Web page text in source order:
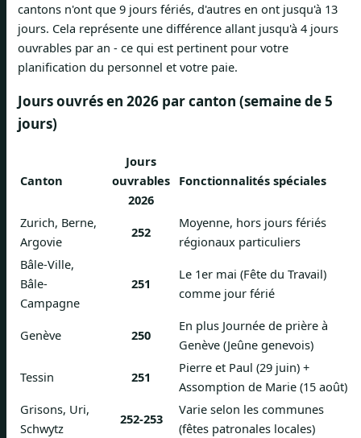
cantons n'ont que 9 jours fériés, d'autres en ont jusqu'à 13
jours. Cela représente une différence allant jusqu'à 4 jours
ouvrables par an - ce qui est pertinent pour votre
planification du personnel et votre paie.
Jours ouvrés en 2026 par canton (semaine de 5
jours)
Canton
Jours
ouvrables
2026
Fonctionnalités spéciales
Zurich, Berne,
Argovie
252
Moyenne, hors jours fériés
régionaux particuliers
Bâle-Ville,
Bâle-
Campagne
251
Le 1er mai (Fête du Travail)
comme jour férié
Genève 250
En plus Journée de prière à
Genève (Jeûne genevois)
Tessin
251
Pierre et Paul (29 juin) +
Assomption de Marie (15 août)
Grisons, Uri,
Schwytz
252-253
Varie selon les communes
(fêtes patronales locales)